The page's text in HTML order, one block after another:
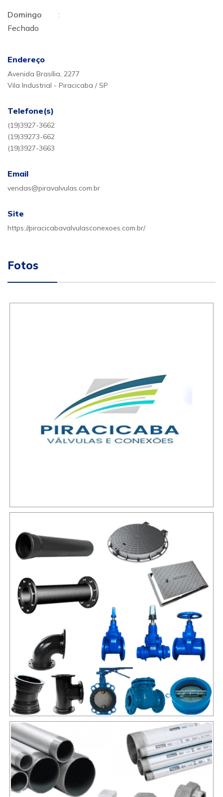
Domingo
:
Fechado
Endereço
Avenida Brasília, 2277
Vila Industrial - Piracicaba / SP
Telefone(s)
(19)3927-3662
(19)39273-662
(19)3927-3663
Email
vendas@piravalvulas.com.br
Site
https://piracicabavalvulasconexoes.com.br/
Fotos